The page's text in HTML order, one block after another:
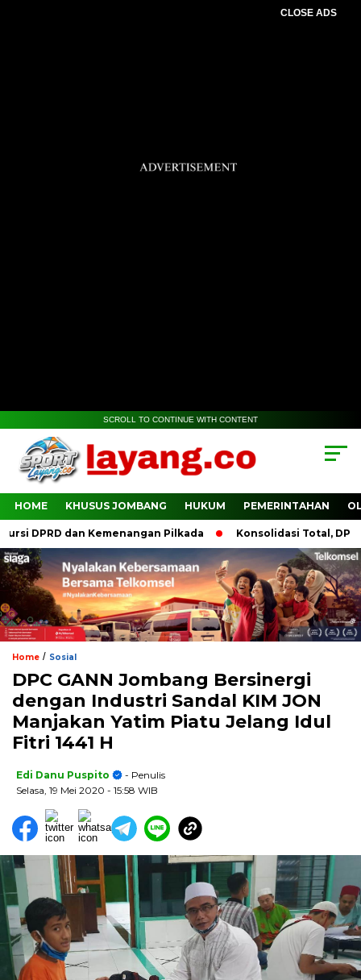
CLOSE ADS
SCROLL TO CONTINUE WITH CONTENT
HOME KHUSUS JOMBANG HUKUM PEMERINTAHAN
DPRD dan Kemenangan Pilkada Konsolidasi Total, DPP
Home / Sosial
DPC GANN Jombang Bersinergi
dengan Industri Sandal KIM JON
Manjakan Yatim Piatu Jelang Idul
Fitri 1441 H
Edi Danu Puspito
- Penulis
Selasa, 19 Mei 2020 - 15:58 WIB